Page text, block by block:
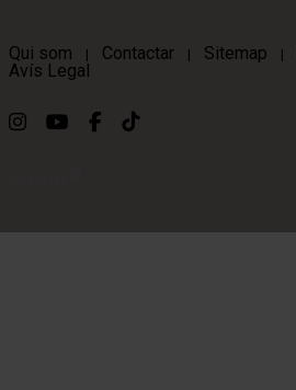
Qui som | Contactar | Sitemap |
Avís Legal
Link a instagram
Link a youtube
Link a facebook
Link a ticktok